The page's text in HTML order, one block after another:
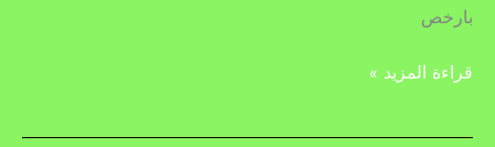
بارخص
قراءة المزيد »